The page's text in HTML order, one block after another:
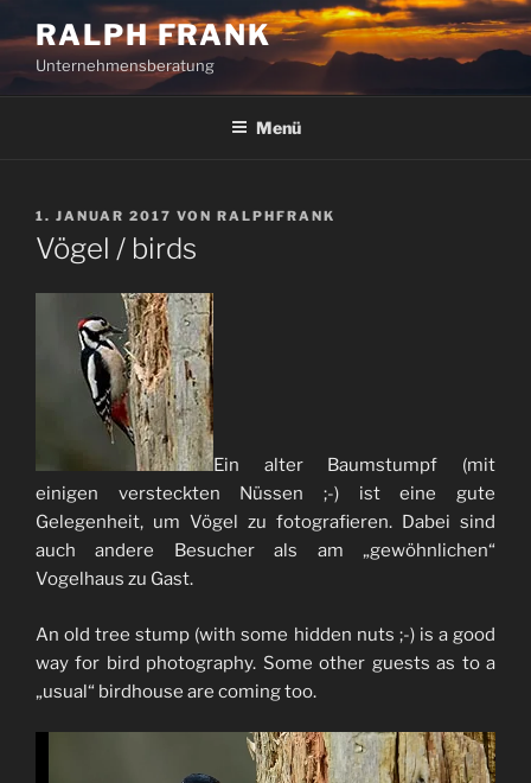
Inhalt
springen
RALPH FRANK
Unternehmensberatung
Menü
VERÖFFENTLICHT
AM
1. JANUAR 2017 VON RALPHFRANK
Vögel / birds
Ein alter Baumstumpf (mit
einigen versteckten Nüssen ;-) ist eine gute
Gelegenheit, um Vögel zu fotografieren. Dabei sind
auch andere Besucher als am „gewöhnlichen“
Vogelhaus zu Gast.
An old tree stump (with some hidden nuts ;-) is a good
way for bird photography. Some other guests as to a
„usual“ birdhouse are coming too.